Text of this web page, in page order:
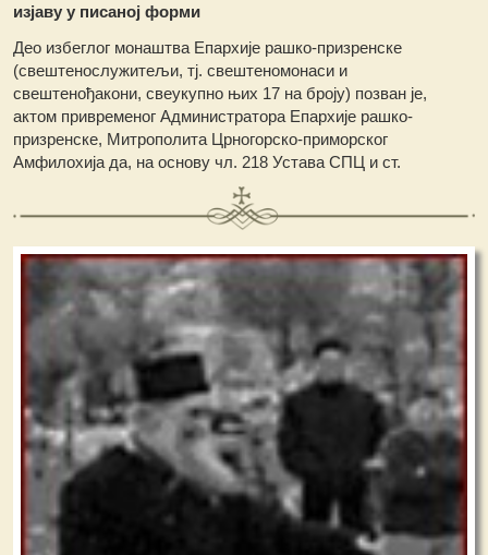
изјаву у писаној форми
Део избеглог монаштва Епархије рашко-призренске
(свештенослужитељи, тј. свештеномонаси и
свештенођакони, свеукупно њих 17 на броју) позван је,
актом привременог Администратора Епархије рашко-
призренске, Митрополита Црногорско-приморског
Амфилохија да, на основу чл. 218 Устава СПЦ и ст.